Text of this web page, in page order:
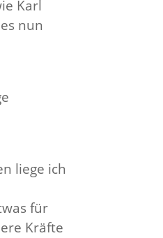
Karl
nun
liege ich
für
Kräfte